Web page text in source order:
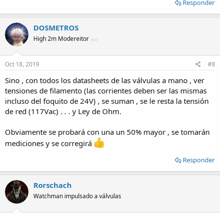
Responder
DOSMETROS
High 2m Modereitor
Oct 18, 2019 #8
Sino , con todos los datasheets de las válvulas a mano , ver
tensiones de filamento (las corrientes deben ser las mismas
incluso del foquito de 24V) , se suman , se le resta la tensión
de red (117Vac) . . . y Ley de Ohm.
Obviamente se probará con una un 50% mayor , se tomarán
mediciones y se corregirá
Responder
Rorschach
Watchman impulsado a válvulas